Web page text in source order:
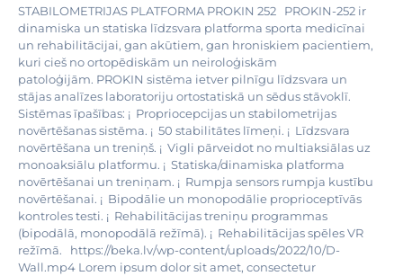
STABILOMETRIJAS PLATFORMA PROKIN 252 PROKIN-252 ir
dinamiska un statiska līdzsvara platforma sporta medicīnai
un rehabilitācijai, gan akūtiem, gan hroniskiem pacientiem,
kuri cieš no ortopēdiskām un neiroloģiskām
patoloģijām. PROKIN sistēma ietver pilnīgu līdzsvara un
stājas analīzes laboratoriju ortostatiskā un sēdus stāvoklī.
Sistēmas īpašības: ¡ Propriocepcijas un stabilometrijas
novērtēšanas sistēma. ¡ 50 stabilitātes līmeņi. ¡ Līdzsvara
novērtēšana un treniņš. ¡ Vigli pārveidot no multiaksiālas uz
monoaksiālu platformu. ¡ Statiska/dinamiska platforma
novērtēšanai un treniņam. ¡ Rumpja sensors rumpja kustību
novērtēšanai. ¡ Bipodālie un monopodālie proprioceptīvās
kontroles testi. ¡ Rehabilitācijas treniņu programmas
(bipodālā, monopodālā režīmā). ¡ Rehabilitācijas spēles VR
režīmā. https://beka.lv/wp-content/uploads/2022/10/D-
Wall.mp4 Lorem ipsum dolor sit amet, consectetur